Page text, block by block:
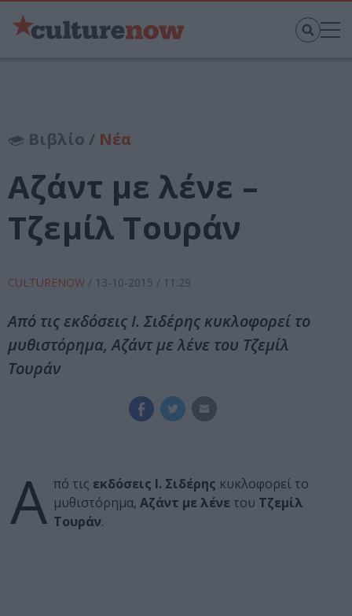
Βιβλίο / Νέα
Αζάντ με λένε –
Τζεμίλ Τουράν
CULTURENOW / 13-10-2015 / 11:29
Από τις εκδόσεις Ι. Σιδέρης κυκλοφορεί το
μυθιστόρημα, Αζάντ με λένε του Τζεμίλ
Τουράν
Α πό τις εκδόσεις Ι. Σιδέρης κυκλοφορεί το
μυθιστόρημα, Αζάντ με λένε του Τζεμίλ
Τουράν.